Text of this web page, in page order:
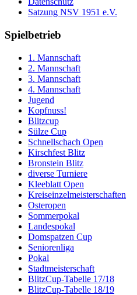
Satzung NSV 1951 e.V.
Spielbetrieb
1. Mannschaft
2. Mannschaft
3. Mannschaft
4. Mannschaft
Jugend
Kopfnuss!
Blitzcup
Sülze Cup
Schnellschach Open
Kirschfest Blitz
Bronstein Blitz
diverse Turniere
Kleeblatt Open
Kreiseinzelmeisterschaften
Osteropen
Sommerpokal
Landespokal
Domspatzen Cup
Seniorenliga
Pokal
Stadtmeisterschaft
BlitzCup-Tabelle 17/18
BlitzCup-Tabelle 18/19